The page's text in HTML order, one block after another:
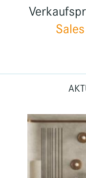
Sales